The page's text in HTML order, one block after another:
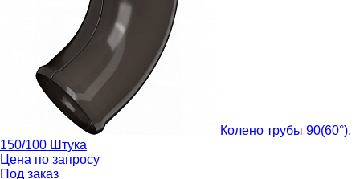
Колено трубы 90(60°),
150/100 Штука
Цена по запросу
Под заказ